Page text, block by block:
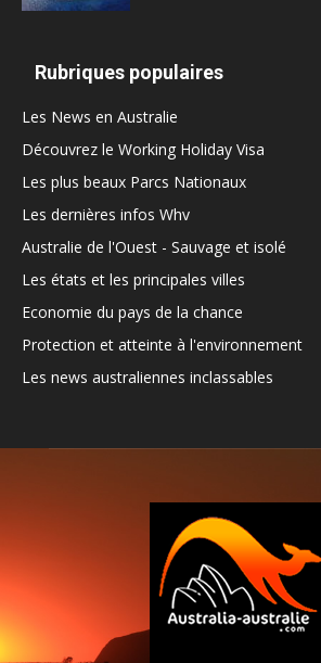
Rubriques populaires
Les News en Australie
Découvrez le Working Holiday Visa
Les plus beaux Parcs Nationaux
Les dernières infos Whv
Australie de l'Ouest - Sauvage et isolé
Les états et les principales villes
Economie du pays de la chance
Protection et atteinte à l'environnement
Les news australiennes inclassables